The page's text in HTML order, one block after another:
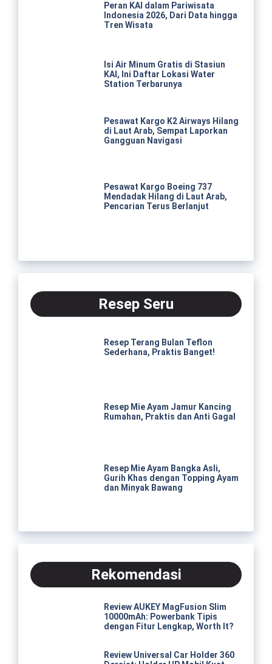
Peran KAI dalam Pariwisata
Indonesia 2026, Dari Data hingga
Tren Wisata
Isi Air Minum Gratis di Stasiun
KAI, Ini Daftar Lokasi Water
Station Terbarunya
Pesawat Kargo K2 Airways Hilang
di Laut Arab, Sempat Laporkan
Gangguan Navigasi
Pesawat Kargo Boeing 737
Mendadak Hilang di Laut Arab,
Pencarian Terus Berlanjut
Resep Seru
Resep Terang Bulan Teflon
Sederhana, Praktis Banget!
Resep Mie Ayam Jamur Kancing
Rumahan, Praktis dan Anti Gagal
Resep Mie Ayam Bangka Asli,
Gurih Khas dengan Topping Ayam
dan Minyak Bawang
Rekomendasi
Review AUKEY MagFusion Slim
10000mAh: Powerbank Tipis
dengan Fitur Lengkap, Worth It?
Review Universal Car Holder 360